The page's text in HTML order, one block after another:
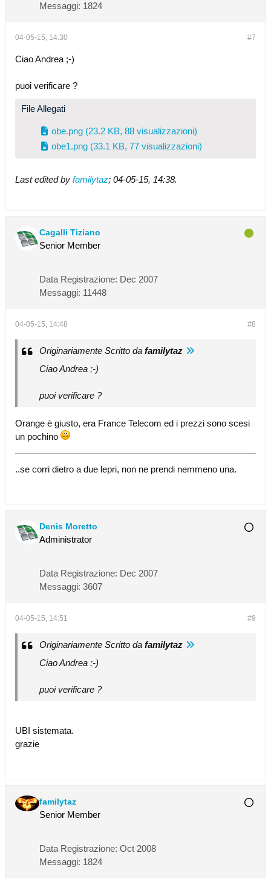
Messaggi: 1824
#7
04-05-15, 14:30
Ciao Andrea ;-)
puoi verificare ?
File Allegati
obe.png (23.2 KB, 88 visualizzazioni)
obe1.png (33.1 KB, 77 visualizzazioni)
Last edited by familytaz; 04-05-15, 14:38.
Cagalli Tiziano
Senior Member
Data Registrazione: Dec 2007
Messaggi: 11448
#8
04-05-15, 14:48
Originariamente Scritto da familytaz
Ciao Andrea ;-)
puoi verificare ?
Orange è giusto, era France Telecom ed i prezzi sono scesi
un pochino
..se corri dietro a due lepri, non ne prendi nemmeno una.
Denis Moretto
Administrator
Data Registrazione: Dec 2007
Messaggi: 3607
#9
04-05-15, 14:51
Originariamente Scritto da familytaz
Ciao Andrea ;-)
puoi verificare ?
UBI sistemata.
grazie
familytaz
Senior Member
Data Registrazione: Oct 2008
Messaggi: 1824